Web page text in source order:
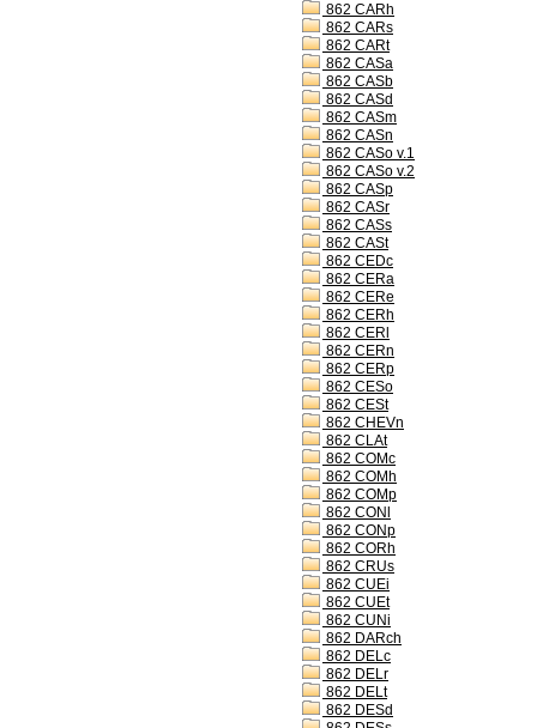
862 CARh
862 CARs
862 CARt
862 CASa
862 CASb
862 CASd
862 CASm
862 CASn
862 CASo v.1
862 CASo v.2
862 CASp
862 CASr
862 CASs
862 CASt
862 CEDc
862 CERa
862 CERe
862 CERh
862 CERl
862 CERn
862 CERp
862 CESo
862 CESt
862 CHEVn
862 CLAt
862 COMc
862 COMh
862 COMp
862 CONl
862 CONp
862 CORh
862 CRUs
862 CUEi
862 CUEt
862 CUNi
862 DARch
862 DELc
862 DELr
862 DELt
862 DESd